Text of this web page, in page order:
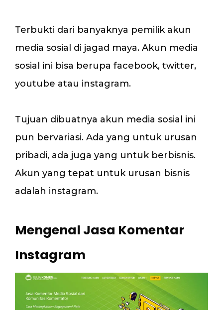
Terbukti dari banyaknya pemilik akun
media sosial di jagad maya. Akun media
sosial ini bisa berupa facebook, twitter,
youtube atau instagram.
Tujuan dibuatnya akun media sosial ini
pun bervariasi. Ada yang untuk urusan
pribadi, ada juga yang untuk berbisnis.
Akun yang tepat untuk urusan bisnis
adalah instagram.
Mengenal Jasa Komentar
Instagram